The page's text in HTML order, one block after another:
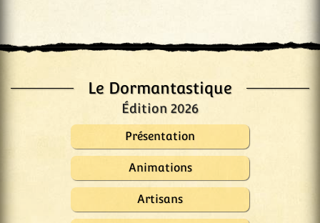
Le Dormantastique
Édition 2026
Présentation
Animations
Artisans